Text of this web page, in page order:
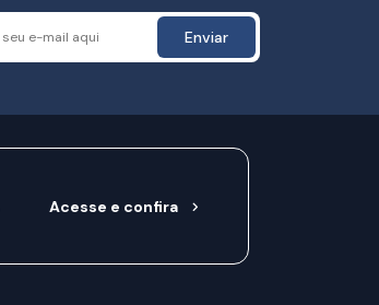
Enviar
Acesse e confira